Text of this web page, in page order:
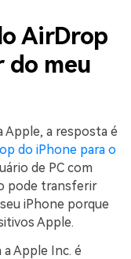
AirDrop
do meu
a resposta é
do iPhone para o
de PC com
pode transferir
iPhone porque
Apple.
Apple Inc. é